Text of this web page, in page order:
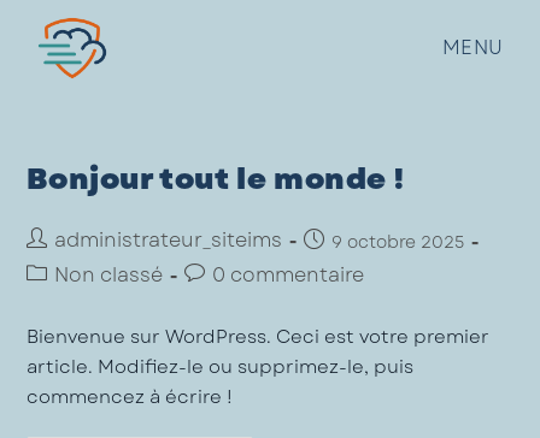
MENU
Bonjour tout le monde !
administrateur_siteims 9 octobre 2025
Non classé 0 commentaire
Bienvenue sur WordPress. Ceci est votre premier
article. Modifiez-le ou supprimez-le, puis
commencez à écrire !